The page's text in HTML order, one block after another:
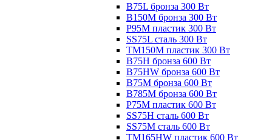
B75L бронза 300 Вт
B150M бронза 300 Вт
P95M пластик 300 Вт
SS75L сталь 300 Вт
TM150M пластик 300 Вт
B75H бронза 600 Вт
B75HW бронза 600 Вт
B75M бронза 600 Вт
B785M бронза 600 Вт
P75M пластик 600 Вт
SS75H сталь 600 Вт
SS75M сталь 600 Вт
TM165HW пластик 600 Вт